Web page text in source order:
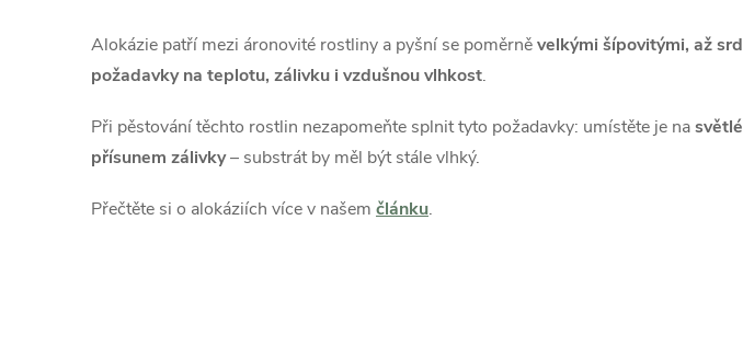
v
l
á
d
a
Alokázie patří mezi áronovité rostliny a pyšní se poměrněvelkými šípovitými, až
požadavky na teplotu, zálivku i vzdušnou vlhkost.
Při pěstování těchto rostlin nezapomeňte splnit tyto požadavky: umístěte je na
přísunem zálivky– substrát by měl být stále vlhký.
Přečtěte si o alokáziích více v našem článku.